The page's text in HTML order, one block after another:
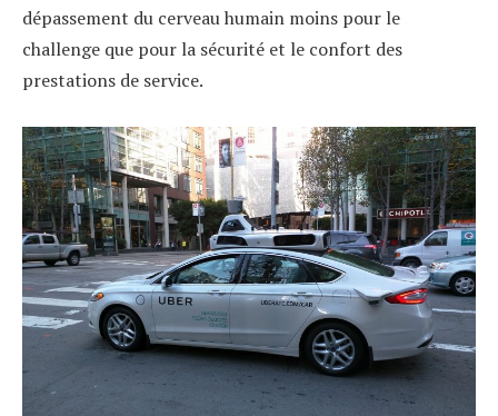
dépassement du cerveau humain moins pour le
challenge que pour la sécurité et le confort des
prestations de service.